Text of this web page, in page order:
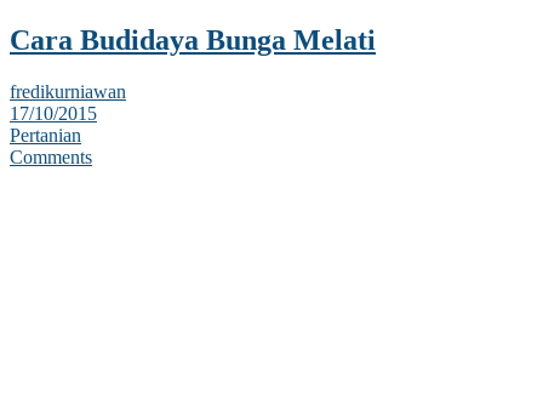
Cara Budidaya Bunga Melati
fredikurniawan
17/10/2015
Pertanian
Comments